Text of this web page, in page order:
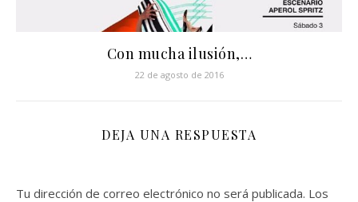
️Con mucha ilusión,…
22 de agosto de 2016
DEJA UNA RESPUESTA
Tu dirección de correo electrónico no será publicada. Los